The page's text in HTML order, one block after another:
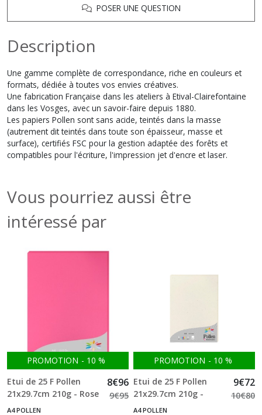
POSER UNE QUESTION
Description
Une gamme complète de correspondance, riche en couleurs et
formats, dédiée à toutes vos envies créatives.
Une fabrication Française dans les ateliers à Etival-Clairefontaine
dans les Vosges, avec un savoir-faire depuis 1880.
Les papiers Pollen sont sans acide, teintés dans la masse
(autrement dit teintés dans toute son épaisseur, masse et
surface), certifiés FSC pour la gestion adaptée des forêts et
compatibles pour l'écriture, l'impression jet d'encre et laser.
Vous pourriez aussi être
intéressé par
PROMOTION - 10 %
Etui de 25 F Pollen
21x29.7cm 210g - Rose
fuchsia
8€96
9€95
A4 POLLEN
PROMOTION - 10 %
Etui de 25 F Pollen
21x29.7cm 210g -
Natura
9€72
10€80
A4 POLLEN